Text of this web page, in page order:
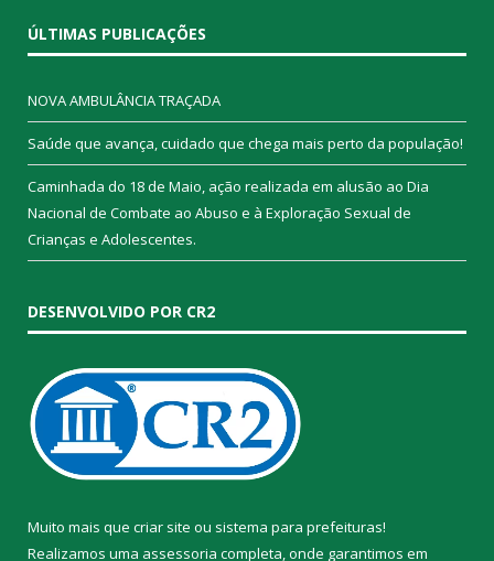
ÚLTIMAS PUBLICAÇÕES
NOVA AMBULÂNCIA TRAÇADA
Saúde que avança, cuidado que chega mais perto da população!
Caminhada do 18 de Maio, ação realizada em alusão ao Dia
Nacional de Combate ao Abuso e à Exploração Sexual de
Crianças e Adolescentes.
DESENVOLVIDO POR CR2
Muito mais que criar site ou sistema para prefeituras!
Realizamos uma assessoria completa, onde garantimos em